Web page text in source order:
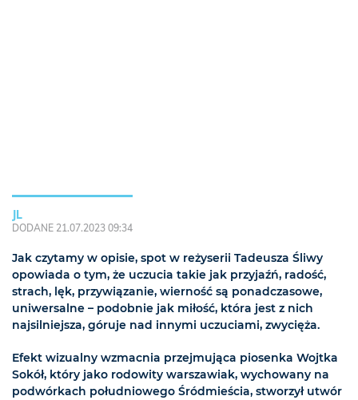
JL
DODANE 21.07.2023 09:34
Jak czytamy w opisie, spot w reżyserii Tadeusza Śliwy
opowiada o tym, że uczucia takie jak przyjaźń, radość,
strach, lęk, przywiązanie, wierność są ponadczasowe,
uniwersalne – podobnie jak miłość, która jest z nich
najsilniejsza, góruje nad innymi uczuciami, zwycięża.
Efekt wizualny wzmacnia przejmująca piosenka Wojtka
Sokół, który jako rodowity warszawiak, wychowany na
podwórkach południowego Śródmieścia, stworzył utwór